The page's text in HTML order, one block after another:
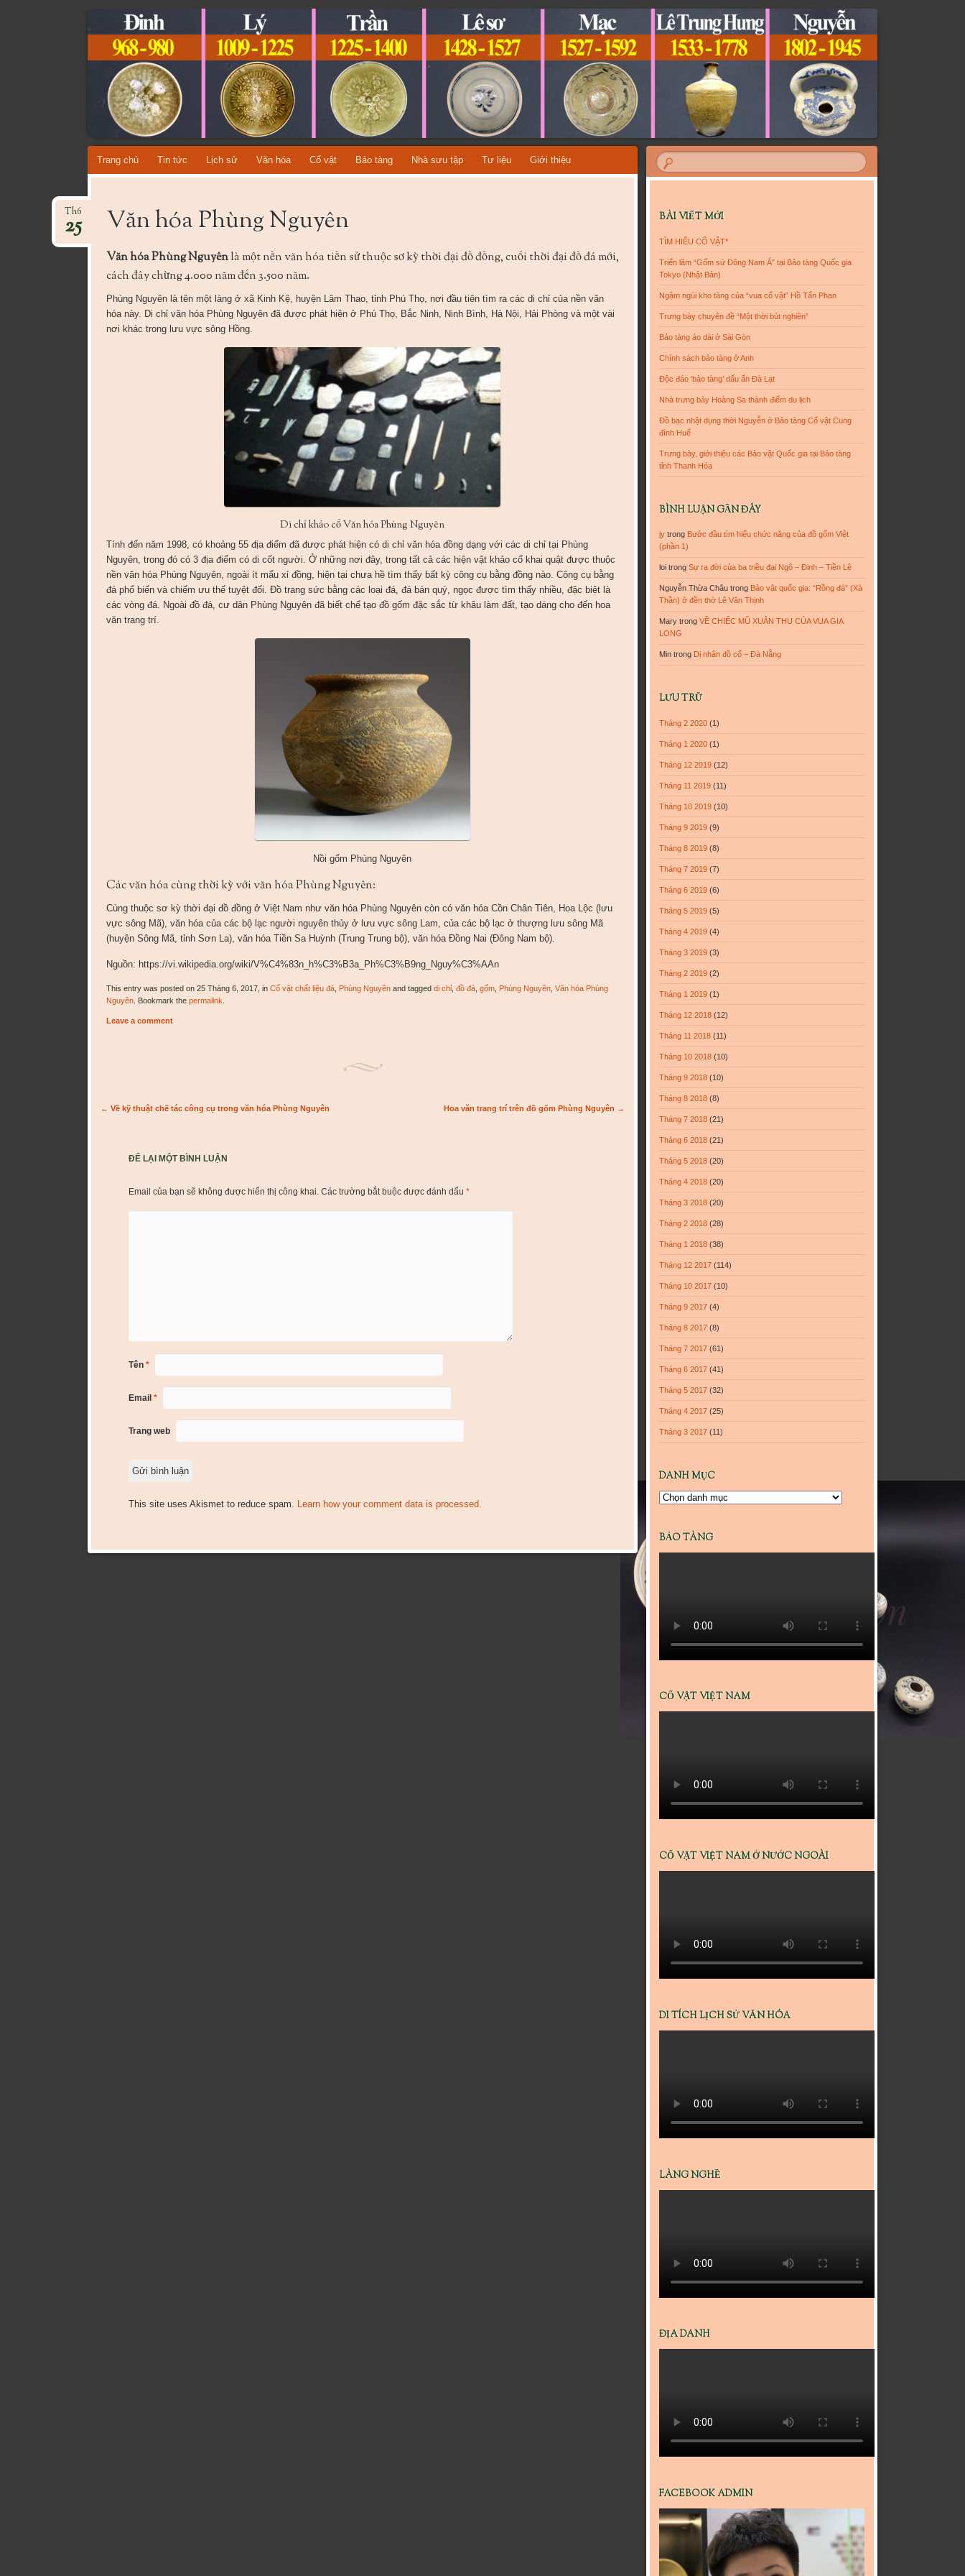
CỔ VẬT VIỆT NAM
TỔNG HỢP CÁC DÒNG CỔ VẬT VIỆT NAM QUA TỪNG THỜI KỲ LỊCH SỬ!
Skip
to
Trang chủ Tin tức Lịch sử Văn hóa Cổ vật Bảo tàng Nhà sưu tập Tư liệu Giới thiệu
Văn hóa Phùng Nguyên
Th6
25
Văn hóa Phùng Nguyênlà một nền văn hóa tiền sử thuộc sơ kỳ thời đại đồ đồng, cuối thời đại đồ đá mới,
cách đây chừng 4.000 năm đến 3.500 năm.
Phùng Nguyên là tên một làng ở xã Kinh Kệ, huyện Lâm Thao, tỉnh Phú Thọ, nơi đầu tiên tìm ra các di chỉ của nền văn
hóa này. Di chỉ văn hóa Phùng Nguyên đã được phát hiện ở Phú Thọ, Bắc Ninh, Ninh Bình, Hà Nội, Hải Phòng và một vài
nơi khác trong lưu vực sông Hồng.
Di chỉ khảo cổ Văn hóa Phùng Nguyên
Tính đến năm 1998, có khoảng 55 địa điểm đã được phát hiện có di chỉ văn hóa đồng dạng với các di chỉ tại Phùng
Nguyên, trong đó có 3 địa điểm có di cốt người. Ở những nơi đây, trong tất cả các hiện vật khảo cổ khai quật được thuộc
nền văn hóa Phùng Nguyên, ngoài ít mẩu xỉ đồng, hiện tại chưa hề tìm thấy bất kỳ công cụ bằng đồng nào. Công cụ bằng
đá phổ biến và chiếm ưu thế tuyệt đối. Đồ trang sức bằng các loại đá, đá bán quý, ngọc được tìm thấy nhiều, đặc biệt là
các vòng đá. Ngoài đồ đá, cư dân Phùng Nguyên đã biết chế tạo đồ gốm đặc sắc từ khâu làm đất, tạo dáng cho đến hoa
văn trang trí.
Nồi gốm Phùng Nguyên
Các văn hóa cùng thời kỳ với văn hóa Phùng Nguyên:
Cùng thuộc sơ kỳ thời đại đồ đồng ở Việt Nam như văn hóa Phùng Nguyên còn có văn hóa Cồn Chân Tiên, Hoa Lộc (lưu
vực sông Mã), văn hóa của các bộ lạc người nguyên thủy ở lưu vực sông Lam, của các bộ lạc ở thượng lưu sông Mã
(huyện Sông Mã, tỉnh Sơn La), văn hóa Tiền Sa Huỳnh (Trung Trung bộ), văn hóa Đồng Nai (Đông Nam bộ).
Nguồn: https://vi.wikipedia.org/wiki/V%C4%83n_h%C3%B3a_Ph%C3%B9ng_Nguy%C3%AAn
This entry was posted on 25 Tháng 6, 2017, in Cổ vật chất liệu đá, Phùng Nguyênand tagged di chỉ, đồ đá, gốm, Phùng Nguyên, Văn hóa Phùng
Nguyên. Bookmark the permalink
Leave a comment
Post navigation
← Về kỹ thuật chế tác công cụ trong văn hóa Phùng Nguyên Hoa văn trang trí trên đồ gốm Phùng Nguyên →
ĐỂ LẠI MỘT BÌNH LUẬN
Email của bạn sẽ không được hiển thị công khai. Các trường bắt buộc được đánh dấu *
Tên *
Email *
Trang web
This site uses Akismet to reduce spam. Learn how your comment data is processed.
BÀI VIẾT MỚI
TÌM HIỂU CỔ VẬT*
Triển lãm “Gốm sứ Đông Nam Á” tại Bảo tàng Quốc gia
Tokyo (Nhật Bản)
Ngậm ngùi kho tàng của “vua cổ vật” Hồ Tấn Phan
Trưng bày chuyên đề “Một thời bút nghiên”
Bảo tàng áo dài ở Sài Gòn
Chính sách bảo tàng ở Anh
Độc đáo ‘bảo tàng’ dấu ấn Đà Lạt
Nhà trưng bày Hoàng Sa thành điểm du lịch
Đồ bạc nhật dụng thời Nguyễn ở Bảo tàng Cổ vật Cung
đình Huế
Trưng bày, giới thiệu các Bảo vật Quốc gia tại Bảo tàng
tỉnh Thanh Hóa
BÌNH LUẬN GẦN ĐÂY
jy trong Bước đầu tìm hiểu chức năng của đồ gốm Việt
(phần 1)
loi trongSự ra đời của ba triều đại Ngô – Đinh – Tiền Lê
Nguyễn Thừa Châu trong Bảo vật quốc gia: “Rồng đá” (Xà
Thần) ở đền thờ Lê Văn Thịnh
Mary trongVỀ CHIẾC MŨ XUÂN THU CỦA VUA GIA
LONG
Min trong Dị nhân đồ cổ – Đà Nẵng
LƯU TRỮ
Tháng 2 2020 (1)
Tháng 1 2020 (1)
Tháng 12 2019 (12)
Tháng 11 2019 (11)
Tháng 10 2019 (10)
Tháng 9 2019 (9)
Tháng 8 2019 (8)
Tháng 7 2019 (7)
Tháng 6 2019 (6)
Tháng 5 2019 (5)
Tháng 4 2019 (4)
Tháng 3 2019 (3)
Tháng 2 2019 (2)
Tháng 1 2019 (1)
Tháng 12 2018 (12)
Tháng 11 2018 (11)
Tháng 10 2018 (10)
Tháng 9 2018 (10)
Tháng 8 2018 (8)
Tháng 7 2018 (21)
Tháng 6 2018 (21)
Tháng 5 2018 (20)
Tháng 4 2018 (20)
Tháng 3 2018 (20)
Tháng 2 2018 (28)
Tháng 1 2018 (38)
Tháng 12 2017 (114)
Tháng 10 2017 (10)
Tháng 9 2017 (4)
Tháng 8 2017 (8)
Tháng 7 2017 (61)
Tháng 6 2017 (41)
Tháng 5 2017 (32)
Tháng 4 2017 (25)
Tháng 3 2017 (11)
DANH MỤC
Danh
BẢO TÀNG
CỔ VẬT VIỆT NAM
CỔ VẬT VIỆT NAM Ở NƯỚC NGOÀI
DI TÍCH LỊCH SỬ VĂN HÓA
LÀNG NGHỀ
ĐỊA DANH
FACEBOOK ADMIN